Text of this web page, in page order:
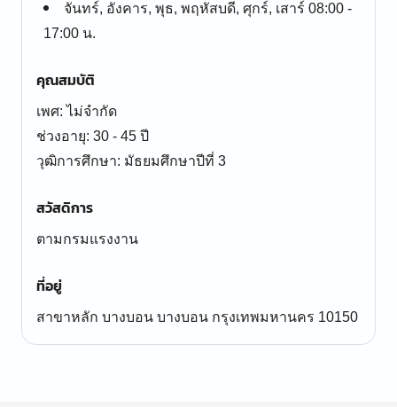
จันทร์, อังคาร, พุธ, พฤหัสบดี, ศุกร์, เสาร์ 08:00 -
17:00 น.
คุณสมบัติ
เพศ: ไม่จำกัด
ช่วงอายุ: 30 - 45 ปี
สวัสดิการ
ตามกรมแรงงาน
ที่อยู่
สาขาหลัก บางบอน บางบอน กรุงเทพมหานคร 10150